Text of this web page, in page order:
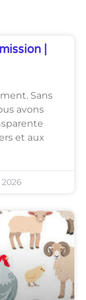
|
Sans
avons
et aux